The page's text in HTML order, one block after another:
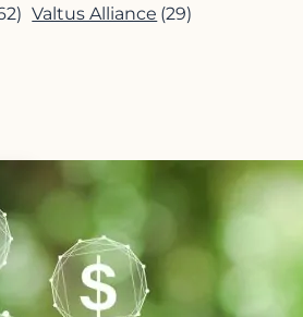
Valtus Alliance (29)